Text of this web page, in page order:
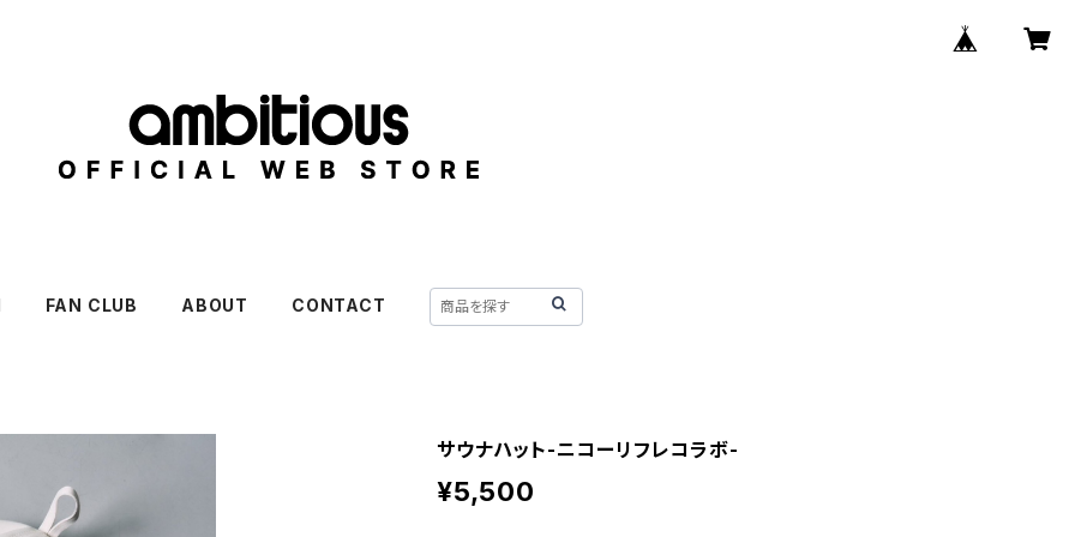
FAN CLUB ABOUT CONTACT
サウナハット-ニコーリフレコラボ-
¥5,500